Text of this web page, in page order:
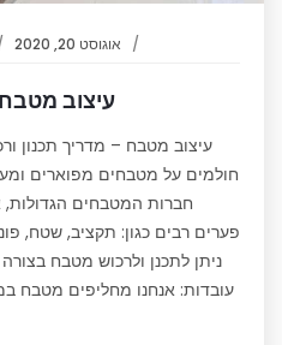
אוגוסט 20, 2020
עיצוב
עיצוב מטבח – מדריך תכנון
חולמים על מטבחים מפוארים
חברות המטבחים הגדולות,
פערים רבים כגון: תקציב, שטח,
ניתן לתכנן ולרכוש מטבח
עובדות: אנחנו מחליפים מטבח